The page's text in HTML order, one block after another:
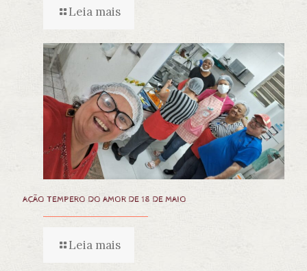
Leia mais
AÇÃO TEMPERO DO AMOR DE 18 DE MAIO
Leia mais